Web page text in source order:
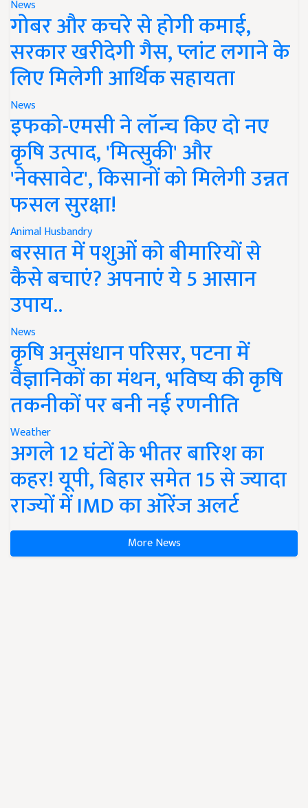
News
गोबर और कचरे से होगी कमाई,
सरकार खरीदेगी गैस, प्लांट लगाने के
लिए मिलेगी आर्थिक सहायता
News
इफको-एमसी ने लॉन्च किए दो नए
कृषि उत्पाद, 'मित्सुकी' और
'नेक्सावेट', किसानों को मिलेगी उन्नत
फसल सुरक्षा!
Animal Husbandry
बरसात में पशुओं को बीमारियों से
कैसे बचाएं? अपनाएं ये 5 आसान
उपाय..
News
कृषि अनुसंधान परिसर, पटना में
वैज्ञानिकों का मंथन, भविष्य की कृषि
तकनीकों पर बनी नई रणनीति
Weather
अगले 12 घंटों के भीतर बारिश का
कहर! यूपी, बिहार समेत 15 से ज्यादा
राज्यों में IMD का ऑरेंज अलर्ट
More News